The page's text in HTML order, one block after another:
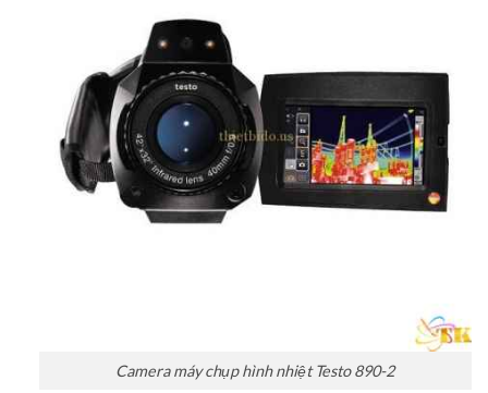
Camera máy chụp hình nhiệt Testo 890-2